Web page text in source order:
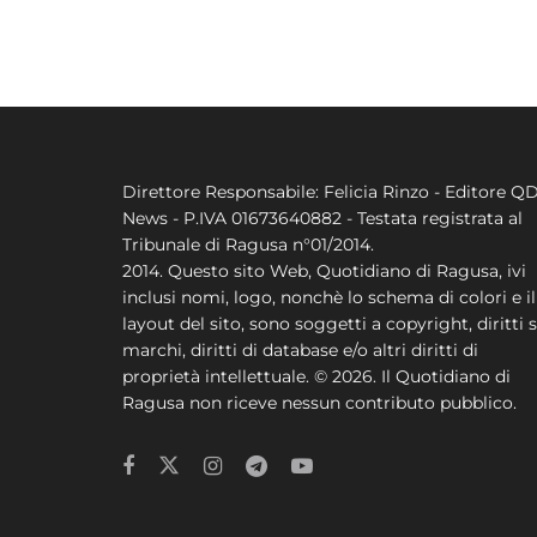
Direttore Responsabile: Felicia Rinzo - Editore
News - P.IVA 01673640882 - Testata registrata al
Tribunale di Ragusa n°01/2014.
2014. Questo sito Web, Quotidiano di Ragusa, ivi
inclusi nomi, logo, nonchè lo schema di colori e il
layout del sito, sono soggetti a copyright, diritti
marchi, diritti di database e/o altri diritti di
proprietà intellettuale. © 2026. Il Quotidiano di
Ragusa non riceve nessun contributo pubblico.